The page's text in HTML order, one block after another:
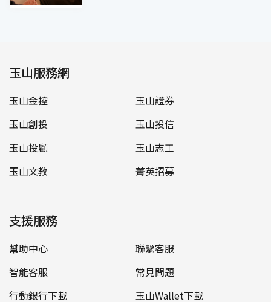
玉山服務網
玉山金控
玉山證券
玉山創投
玉山投信
玉山投顧
玉山志工
玉山文教
菁英招募
支援服務
幫助中心
聯繫客服
智能客服
常見問題
行動銀行下載
玉山Wallet下載